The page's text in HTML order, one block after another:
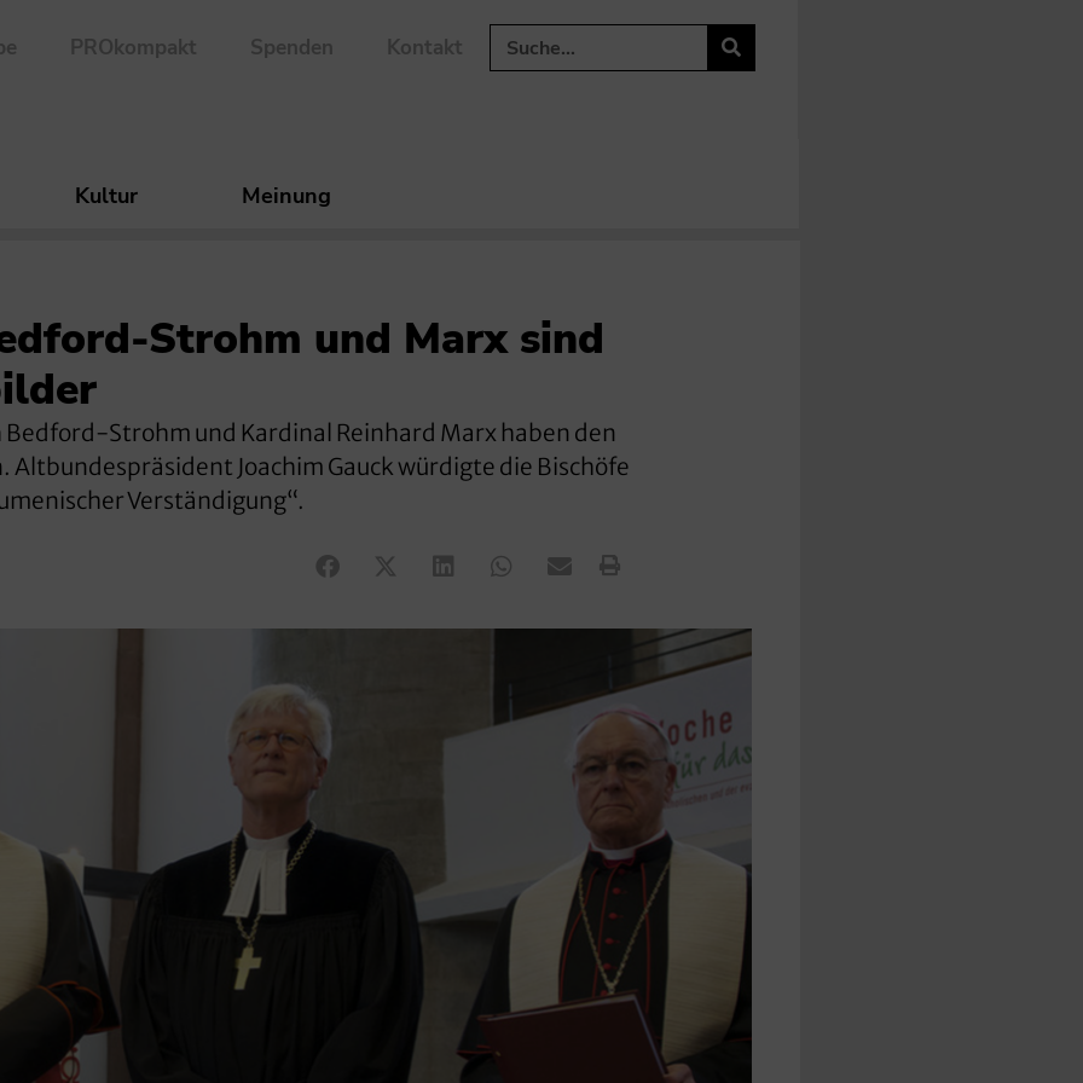
PROkompakt Spenden Kontakt
Kultur Meinung
Strohm und Marx sind
Strohm und Kardinal Reinhard Marx haben den
Joachim Gauck würdigte die Bischöfe
Verständigung“.